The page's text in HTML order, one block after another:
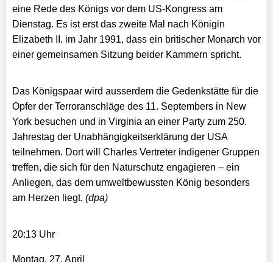
eine Rede des Königs vor dem US-Kongress am
Dienstag. Es ist erst das zweite Mal nach Königin
Elizabeth II. im Jahr 1991, dass ein britischer Monarch vor
einer gemeinsamen Sitzung beider Kammern spricht.
Das Königspaar wird ausserdem die Gedenkstätte für die
Opfer der Terroranschläge des 11. Septembers in New
York besuchen und in Virginia an einer Party zum 250.
Jahrestag der Unabhängigkeitserklärung der USA
teilnehmen. Dort will Charles Vertreter indigener Gruppen
treffen, die sich für den Naturschutz engagieren – ein
Anliegen, das dem umweltbewussten König besonders
am Herzen liegt. (dpa)
20:13 Uhr
Montag, 27. April